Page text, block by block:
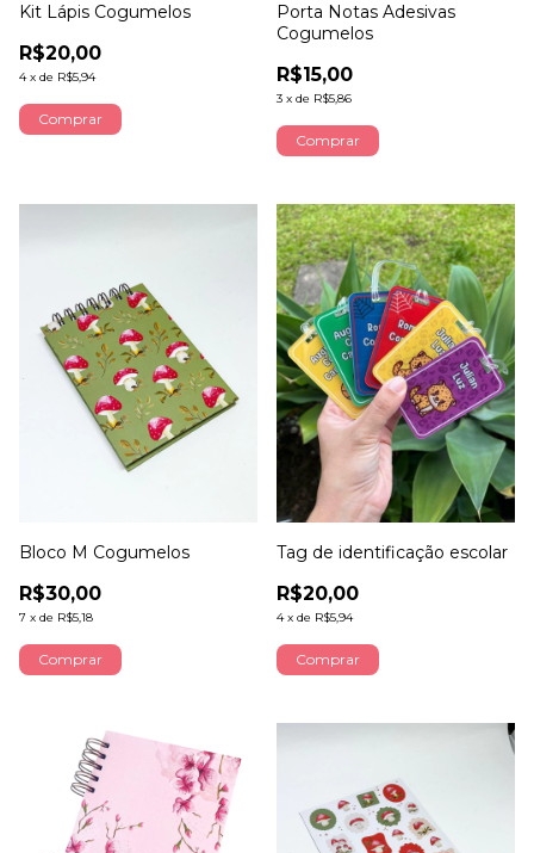
Kit Lápis Cogumelos
R$20,00
4 x de R$5,94
Porta Notas Adesivas
Cogumelos
R$15,00
3 x de R$5,86
Comprar
Bloco M Cogumelos
R$30,00
7 x de R$5,18
Comprar
Tag de identificação escolar
R$20,00
4 x de R$5,94